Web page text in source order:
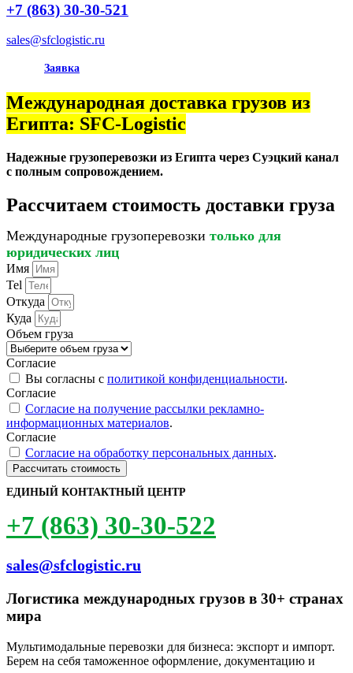
+7 (863) 30-30-521
sales@sfclogistic.ru
Заявка
Международная доставка грузов из
Египта: SFC-Logistic
Надежные грузоперевозки из Египта через Суэцкий канал
с полным сопровождением.
Рассчитаем стоимость доставки груза
Международные грузоперевозки только для
юридических лиц
Имя
Tel
Откуда
Куда
Объем груза
Согласие
Вы согласны с политикой конфиденциальности.
Согласие
Согласие на получение рассылки рекламно-
информационных материалов.
Согласие
Согласие на обработку персональных данных.
Рассчитать стоимость
ЕДИНЫЙ КОНТАКТНЫЙ ЦЕНТР
+7 (863) 30-30-522
sales@sfclogistic.ru
Логистика международных грузов в 30+ странах
мира
Мультимодальные перевозки для бизнеса: экспорт и импорт.
Берем на себя таможенное оформление, документацию и